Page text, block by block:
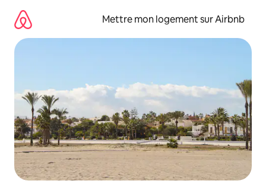
directement
contenu
Mettre mon logement sur Airbnb